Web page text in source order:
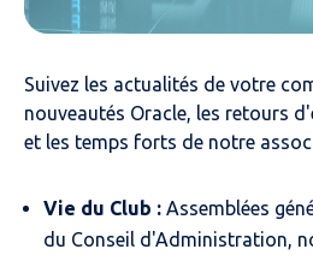
Suivez les actualités de votre
nouveautés Oracle, les retours
et les temps forts de notre
Vie du Club : Assemblées
du Conseil d'Administration,